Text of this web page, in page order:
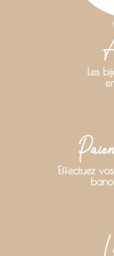
Les
Effectuez